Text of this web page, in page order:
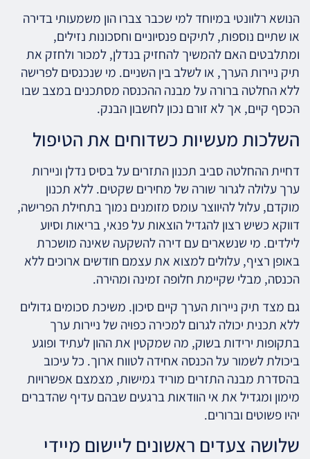
הנושא רלוונטי במיוחד למי שכבר צברו הון משמעותי בדירה
או שתיים נוספות, לתיקים פנסיוניים וחסכונות נזילים,
ומתלבטים האם להמשיך להחזיק בנדלן, למכור ולחזק את
תיק ניירות הערך, או לשלב בין השניים. מי שנכנסים לפרישה
ללא החלטה ברורה על מבנה ההכנסה מסתכנים במצב שבו
הכסף קיים, אך לא זורם נכון לחשבון הבנק.
השלכות מעשיות כשדוחים את הטיפול
דחיית ההחלטה סביב תכנון התזרים על בסיס נדלן וניירות
ערך עלולה לגרור שורה של מחירים שקטים. ללא תכנון
מוקדם, עלול להיווצר עומס מזומנים נמוך בתחילת הפרישה,
דווקא כשיש רצון להגדיל הוצאות על פנאי, בריאות וסיוע
לילדים. מי שנשארים עם דירה להשקעה שאינה מושכרת
באופן רציף, עלולים למצוא את עצמם חודשים ארוכים ללא
הכנסה, מבלי שקיימת חלופה זמינה ומהירה.
גם מצד תיק ניירות הערך קיים סיכון. משיכת סכומים גדולים
ללא תכנית יכולה לגרום למכירה כפויה של ניירות ערך
בתקופות ירידות בשוק, מה שמקטין את ההון לעתיד ופוגע
ביכולת לשמור על הכנסה אחידה לטווח ארוך. כל עיכוב
בהסדרת מבנה התזרים מוריד גמישות, מצמצם אפשרויות
מימון ומגדיל את אי הוודאות ברגעים שבהם עדיף שהדברים
יהיו פשוטים וברורים.
שלושה צעדים ראשונים ליישום מיידי